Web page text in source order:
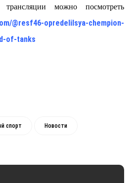
трансляции можно посмотреть
@resf46-opredelilsya-chempion-
of-tanks
спорт Новости